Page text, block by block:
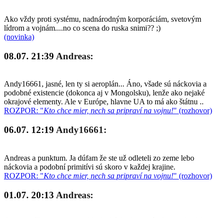
Ako vždy proti systému, nadnárodným korporáciám, svetovým
lídrom a vojnám....no co scena do ruska snimi?? ;)
(novinka)
08.07. 21:39 Andreas:
Andy16661, jasné, len ty si aeroplán... Áno, všade sú náckovia a
podobné existencie (dokonca aj v Mongolsku), lenže ako nejaké
okrajové elementy. Ale v Európe, hlavne UA to má ako štátnu ..
ROZPOR: "Kto chce mier, nech sa pripraví na vojnu!" (rozhovor)
06.07. 12:19 Andy16661:
Andreas a punktum. Ja dúfam že ste už odleteli zo zeme lebo
náckovia a podobní primitívi sú skoro v každej krajine.
ROZPOR: "Kto chce mier, nech sa pripraví na vojnu!" (rozhovor)
01.07. 20:13 Andreas: